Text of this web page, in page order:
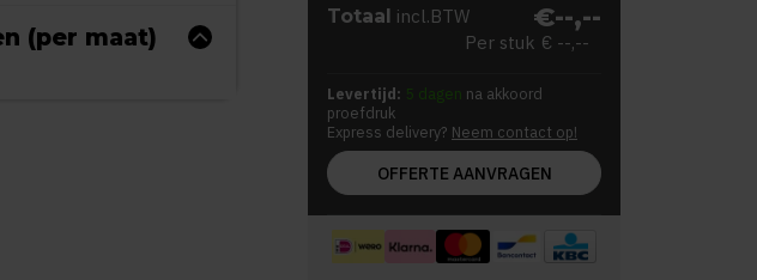
(per maat)
Totaal incl.BTW €--,--
Per stuk € --,--
Levertijd: 5 dagen na akkoord
proefdruk
Express delivery? Neem contact op!
OFFERTE AANVRAGEN